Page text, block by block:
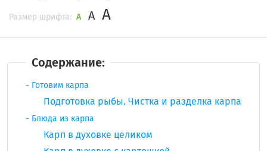
Размер шрифта: A A A
Содержание:
Готовим карпа
Подготовка рыбы. Чистка и разделка карпа
Блюда из карпа
Карп в духовке целиком